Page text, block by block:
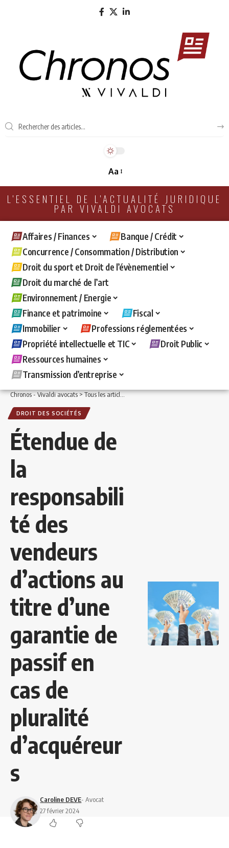
Aa
L'ESSENTIEL DE L'ACTUALITÉ JURIDIQUE
PAR VIVALDI AVOCATS
Affaires / Finances
Banque / Crédit
Concurrence / Consommation / Distribution
Droit du sport et Droit de l’évènementiel
Droit du marché de l’art
Environnement / Energie
Finance et patrimoine
Fiscal
Immobilier
Professions réglementées
Propriété intellectuelle et TIC
Droit Public
Ressources humaines
Transmission d’entreprise
Chronos - Vivaldi avocats>Tous les articles >Affaires / Finances>Droit des
DROIT DES SOCIÉTÉS
Étendue de
la
responsabili
té des
vendeurs
d’actions au
titre d’une
garantie de
passif en
cas de
pluralité
d’acquéreur
s
Caroline DEVE- Avocat
27 février 2024